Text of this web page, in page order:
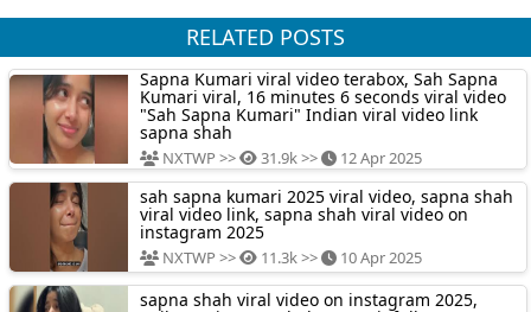
RELATED POSTS
Sapna Kumari viral video terabox, Sah Sapna
Kumari viral, 16 minutes 6 seconds viral video
"Sah Sapna Kumari" Indian viral video link
sapna shah
NXTWP >> 31.9k >> 12 Apr 2025
sah sapna kumari 2025 viral video, sapna shah
viral video link, sapna shah viral video on
instagram 2025
NXTWP >> 11.3k >> 10 Apr 2025
sapna shah viral video on instagram 2025,